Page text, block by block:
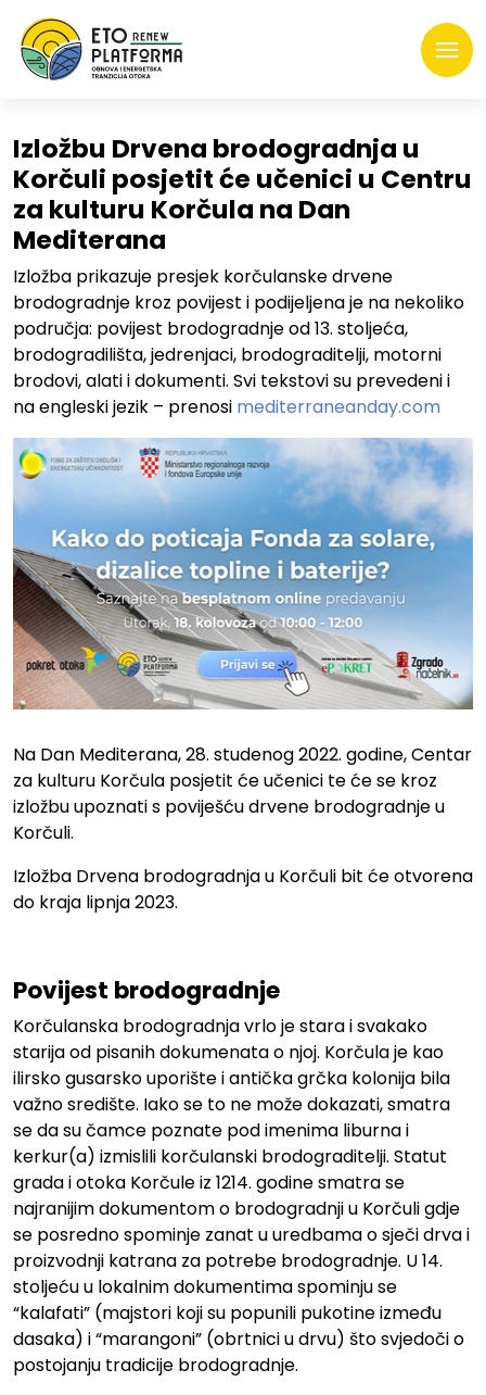
Izložbu Drvena brodogradnja u
Korčuli posjetit će učenici u Centru
za kulturu Korčula na Dan
Mediterana
Izložba prikazuje presjek korčulanske drvene
brodogradnje kroz povijest i podijeljena je na nekoliko
područja: povijest brodogradnje od 13. stoljeća,
brodogradilišta, jedrenjaci, brodograditelji, motorni
brodovi, alati i dokumenti. Svi tekstovi su prevedeni i
na engleski jezik – prenosi mediterraneanday.com
Na Dan Mediterana, 28. studenog 2022. godine, Centar
za kulturu Korčula posjetit će učenici te će se kroz
izložbu upoznati s poviješću drvene brodogradnje u
Korčuli.
Izložba Drvena brodogradnja u Korčuli bit će otvorena
do kraja lipnja 2023.
Povijest brodogradnje
Korčulanska brodogradnja vrlo je stara i svakako
starija od pisanih dokumenata o njoj. Korčula je kao
ilirsko gusarsko uporište i antička grčka kolonija bila
važno središte. Iako se to ne može dokazati, smatra
se da su čamce poznate pod imenima liburna i
kerkur(a) izmislili korčulanski brodograditelji. Statut
grada i otoka Korčule iz 1214. godine smatra se
najranijim dokumentom o brodogradnji u Korčuli gdje
se posredno spominje zanat u uredbama o sječi drva i
proizvodnji katrana za potrebe brodogradnje. U 14.
stoljeću u lokalnim dokumentima spominju se
“kalafati” (majstori koji su popunili pukotine između
dasaka) i “marangoni” (obrtnici u drvu) što svjedoči o
postojanju tradicije brodogradnje.